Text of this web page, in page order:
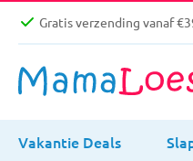
Gratis verzending vanaf
Vakantie Deals